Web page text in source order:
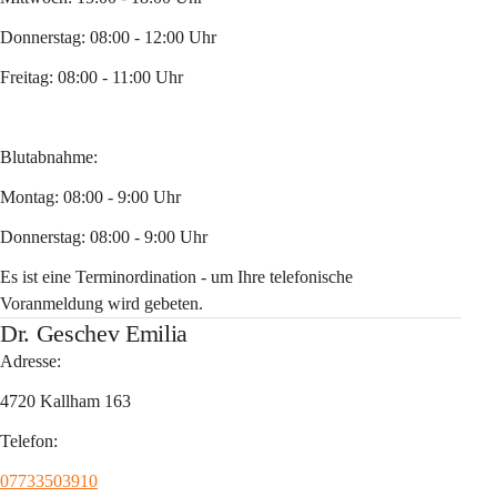
Donnerstag: 08:00 - 12:00 Uhr
Freitag: 08:00 - 11:00 Uhr
Blutabnahme:
Montag: 08:00 - 9:00 Uhr
Donnerstag: 08:00 - 9:00 Uhr
Es ist eine Terminordination - um Ihre telefonische
Voranmeldung wird gebeten.
Dr. Geschev Emilia
Adresse:
4720 Kallham 163
Telefon:
07733503910